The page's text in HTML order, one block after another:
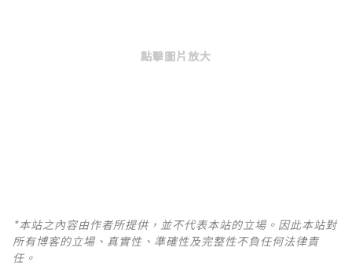
點擊圖片放大
*本站之內容由作者所提供，並不代表本站的立場。因此本站對
所有博客的立場、真實性、準確性及完整性不負任何法律責
任。